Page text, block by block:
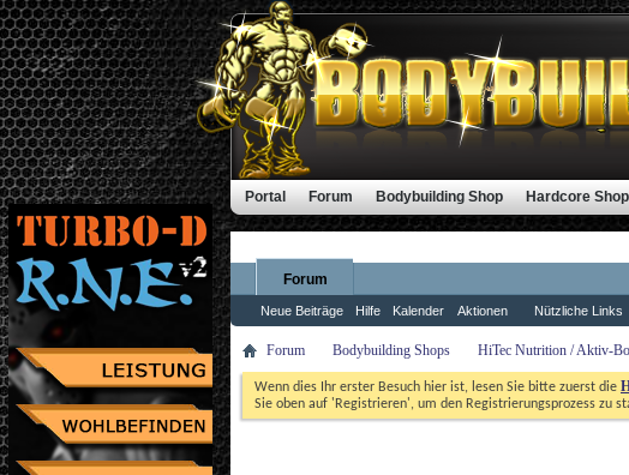
Portal Forum Bodybuilding Shop Hardcore Shop
Forum
Neue Beiträge Hilfe Kalender Aktionen Nützliche Links
Forum Bodybuilding Shops HiTec Nutrition / Aktiv-
Wenn dies Ihr erster Besuch hier ist, lesen Sie bitte zuerst die
Sie oben auf 'Registrieren', um den Registrierungsprozess zu